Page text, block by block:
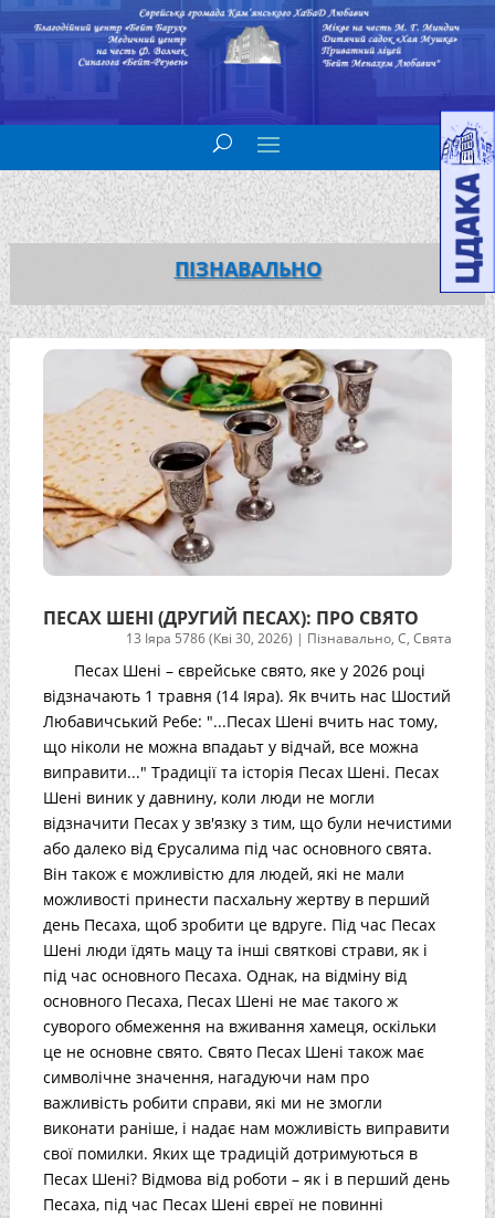
ПІЗНАВАЛЬНО
ПЕСАХ ШЕНІ (ДРУГИЙ ПЕСАХ): ПРО СВЯТО
13 Іяра 5786 (Кві 30, 2026) | Пізнавально,С,Свята
Песах Шені – єврейське свято, яке у 2026 році
відзначають 1 травня (14 Іяра). Як вчить нас Шостий
Любавичський Ребе: "...Песах Шені вчить нас тому,
що ніколи не можна впадаьт у відчай, все можна
виправити..." Традиції та історія Песах Шені. Песах
Шені виник у давнину, коли люди не могли
відзначити Песах у зв'язку з тим, що були нечистими
або далеко від Єрусалима під час основного свята.
Він також є можливістю для людей, які не мали
можливості принести пасхальну жертву в перший
день Песаха, щоб зробити це вдруге. Під час Песах
Шені люди їдять мацу та інші святкові страви, як і
під час основного Песаха. Однак, на відміну від
основного Песаха, Песах Шені не має такого ж
суворого обмеження на вживання хамеця, оскільки
це не основне свято. Свято Песах Шені також має
символічне значення, нагадуючи нам про
важливість робити справи, які ми не змогли
виконати раніше, і надає нам можливість виправити
свої помилки. Яких ще традицій дотримуються в
Песах Шені? Відмова від роботи – як і в перший день
Песаха, під час Песах Шені євреї не повинні